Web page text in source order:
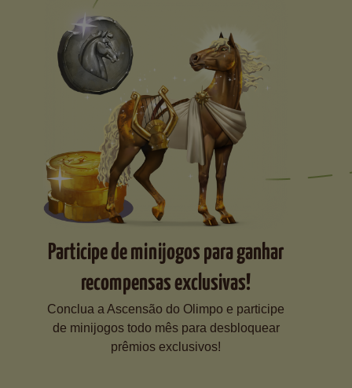
Participe de minijogos para ganhar
recompensas exclusivas!
Conclua a Ascensão do Olimpo e participe
de minijogos todo mês para desbloquear
prêmios exclusivos!